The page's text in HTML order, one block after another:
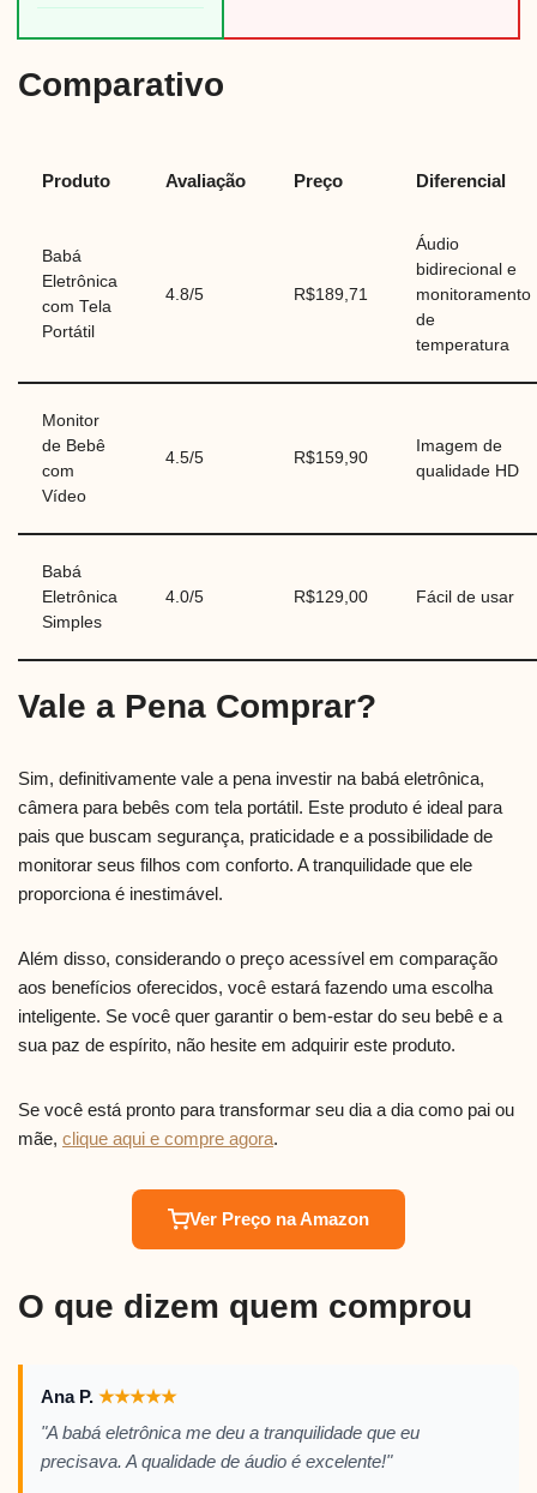
Comparativo
Produto Avaliação Preço Diferencial
Babá
Eletrônica
com Tela
Portátil
4.8/5 R$189,71
Áudio
bidirecional e
monitoramento
de
temperatura
Monitor
de Bebê
com
Vídeo
4.5/5 R$159,90
Imagem de
qualidade HD
Babá
Eletrônica
Simples
4.0/5 R$129,00 Fácil de usar
Vale a Pena Comprar?
Sim, definitivamente vale a pena investir na babá eletrônica,
câmera para bebês com tela portátil. Este produto é ideal para
pais que buscam segurança, praticidade e a possibilidade de
monitorar seus filhos com conforto. A tranquilidade que ele
proporciona é inestimável.
Além disso, considerando o preço acessível em comparação
aos benefícios oferecidos, você estará fazendo uma escolha
inteligente. Se você quer garantir o bem-estar do seu bebê e a
sua paz de espírito, não hesite em adquirir este produto.
Se você está pronto para transformar seu dia a dia como pai ou
mãe, clique aqui e compre agora.
Ver Preço na Amazon
O que dizem quem comprou
Ana P. ★★★★★
"A babá eletrônica me deu a tranquilidade que eu
precisava. A qualidade de áudio é excelente!"